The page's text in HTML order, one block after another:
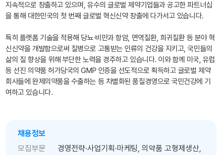
지속적으로 창출하고 있으며, 유수의 글로벌 제약기업들과 공고한 파트너십
을 통해 대한민국의 첫 번째 글로벌 혁신신약 창출에 다가서고 있습니다.
특히 플랫폼 기술을 적용해 당뇨·비만과 항암, 면역질환, 희귀질환 등 분야 혁
신신약을 개발함으로써 질병으로 고통받는 인류의 건강을 지키고, 국민들의
삶의 질 향상을 위해 부단한 노력을 경주하고 있습니다. 이와 함께 미국, 유럽
등 선진 의약품 허가당국의 GMP 인증을 선도적으로 획득하고 글로벌 제약
회사들에 완제의약품을 수출하는 등 차별화된 품질경영으로 국민건강에 기
여하고 있습니다.
채용정보
모집부문
경영전략·사업기획·마케팅, 의약품 고형제생산,